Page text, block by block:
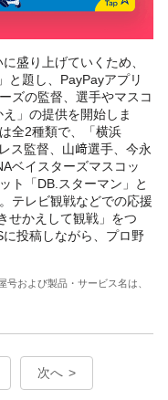
盛り上げていくため、
と題し、PayPayアプリ
ズの監督、選手やマスコ
」の提供を開始しま
全2種類で、「横浜
ス監督、山﨑選手、今永
ベイスターズマスコッ
ト「DB.スターマン」と
テレビ観戦などでの応援
せかえして観戦」をつ
投稿しながら、プロ野
および製品・サービス名は、
次へ